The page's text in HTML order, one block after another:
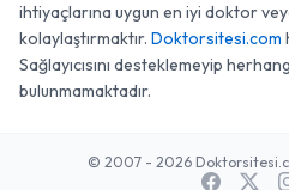
ihtiyaçlarına uygun en iyi doktor
kolaylaştırmaktır. Doktorsitesi.com
Sağlayıcısını desteklemeyip
bulunmamaktadır.
© 2007 - 2026